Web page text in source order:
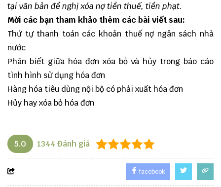
tại văn bản đề nghị xóa nợ tiền thuế, tiền phạt.
Mời các bạn tham khảo thêm các bài viết sau:
Thứ tự thanh toán các khoản thuế nợ ngân sách nhà
nước
Phân biết giữa hóa đơn xóa bỏ và hủy trong báo cáo
tình hình sử dụng hóa đơn
Hàng hóa tiêu dùng nội bộ có phải xuất hóa đơn
Hủy hay xóa bỏ hóa đơn
5.0 1344 Đánh giá
facebook